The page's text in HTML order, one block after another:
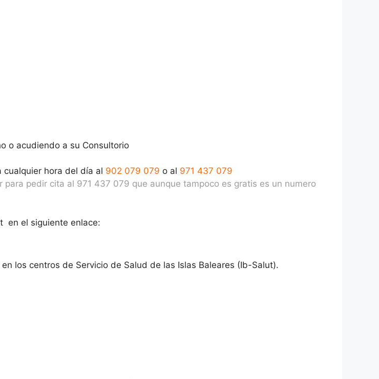
o acudiendo a su Consultorio
cualquier hora del día al 902 079 079 o al 971 437 079
pedir cita al 971 437 079 que aunque tampoco es gratis es un numero
en el siguiente enlace:
los centros de Servicio de Salud de las Islas Baleares (Ib-Salut).